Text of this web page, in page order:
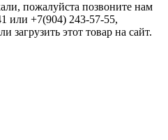
пожалуйста позвоните нам
или +7(904) 243-57-55,
загрузить этот товар на сайт.